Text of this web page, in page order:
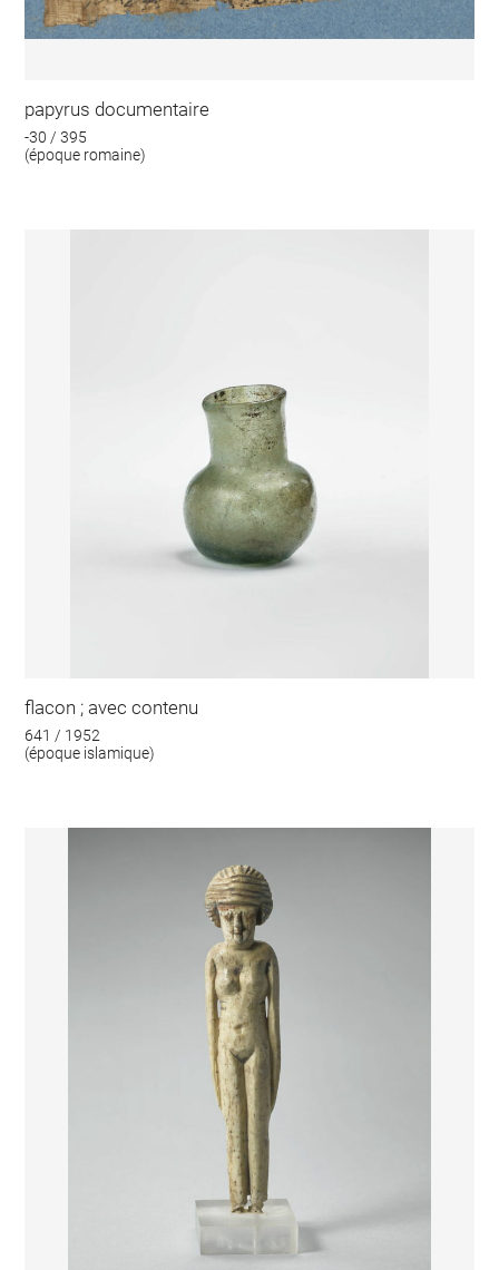
papyrus documentaire
-30 / 395
(époque romaine)
flacon ; avec contenu
641 / 1952
(époque islamique)